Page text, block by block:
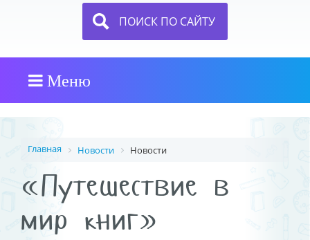
ПОИСК ПО САЙТУ
Меню
Главная Новости Новости
«Путешествие в
мир книг»